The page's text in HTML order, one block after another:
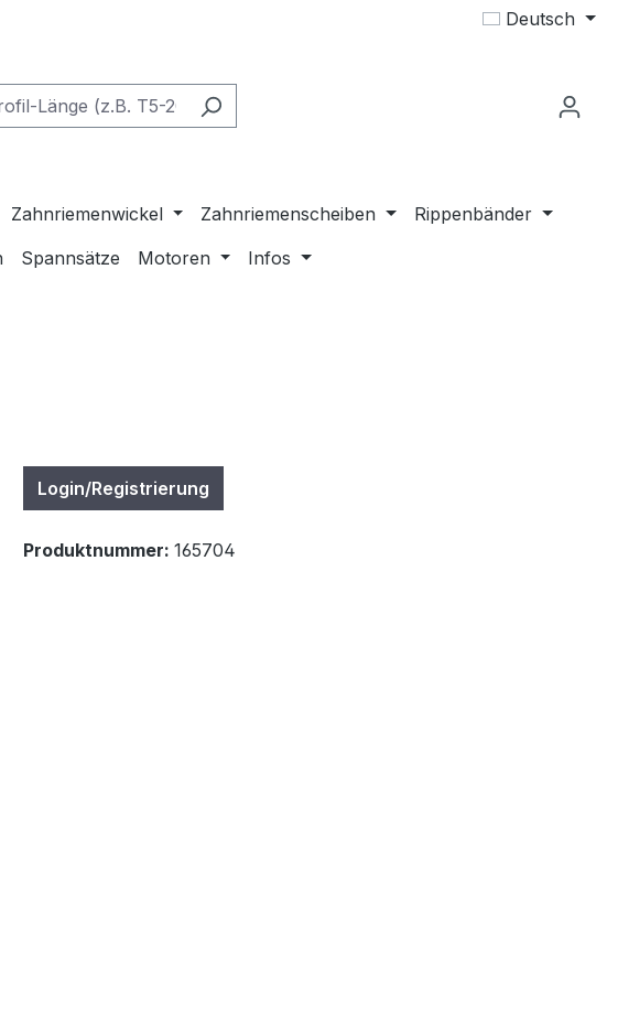
Deutsch
Zahnriemenwickel Zahnriemenscheiben
Rippenbänder
Spannsätze Motoren Infos
Login/Registrierung
Produktnummer: 165704